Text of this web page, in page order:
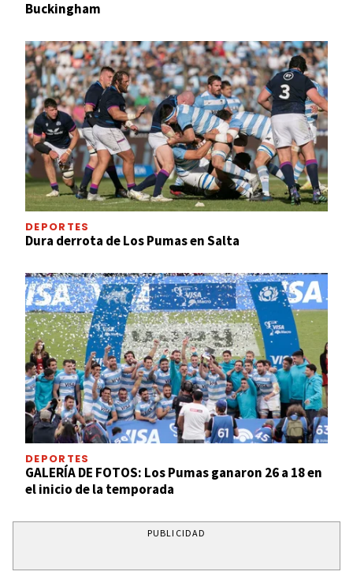
Buckingham
DEPORTES
Dura derrota de Los Pumas en Salta
DEPORTES
GALERÍA DE FOTOS: Los Pumas ganaron 26 a 18 en
el inicio de la temporada
PUBLICIDAD